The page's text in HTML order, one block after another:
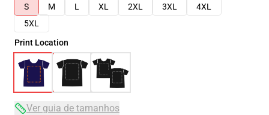
S
M L XL 2XL 3XL
4XL
5XL
Print Location
Ver guia de tamanhos